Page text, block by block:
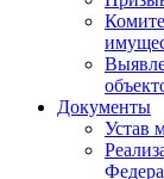
Документы
Устав